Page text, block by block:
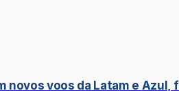
novos voos da Latam e